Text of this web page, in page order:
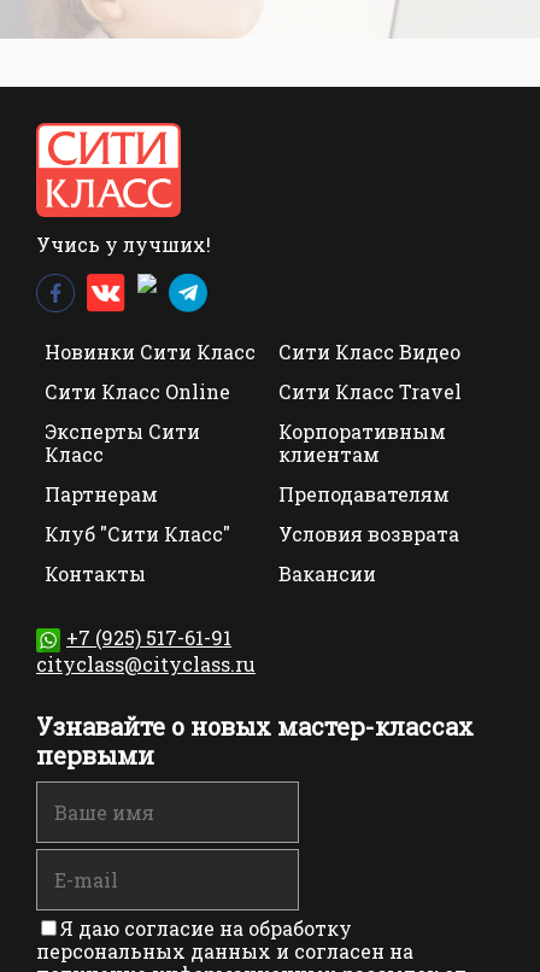
Учись у лучших!
Новинки Сити Класс
Сити Класс Видео
Сити Класс Online
Сити Класс Travel
Эксперты Сити
Класс
Корпоративным
клиентам
Партнерам
Преподавателям
Клуб "Сити Класс"
Условия возврата
Контакты
Вакансии
+7 (925) 517-61-91
cityclass@cityclass.ru
Узнавайте о новых мастер-классах
первыми
Я даю согласие на обработку
персональных данных и согласен на